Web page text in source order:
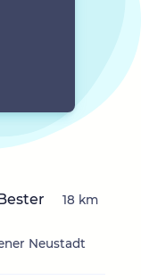
Neustadt
18 km